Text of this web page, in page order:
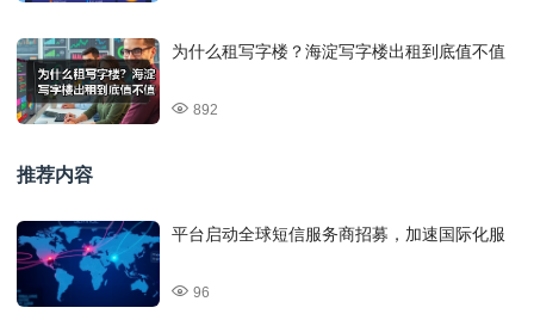
为什么租写字楼？海淀写字楼出租到底值不值
892
推荐内容
平台启动全球短信服务商招募，加速国际化服
96